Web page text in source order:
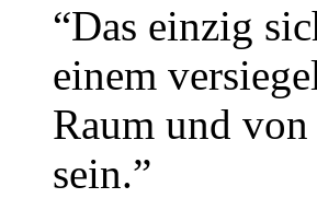
“Das einzig
einem
Raum und
sein.”